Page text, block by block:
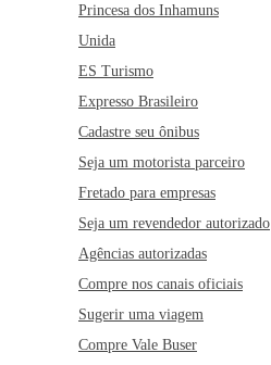
Princesa dos Inhamuns
Unida
ES Turismo
Expresso Brasileiro
Cadastre seu ônibus
Seja um motorista parceiro
Fretado para empresas
Seja um revendedor autorizado
Agências autorizadas
Compre nos canais oficiais
Sugerir uma viagem
Compre Vale Buser